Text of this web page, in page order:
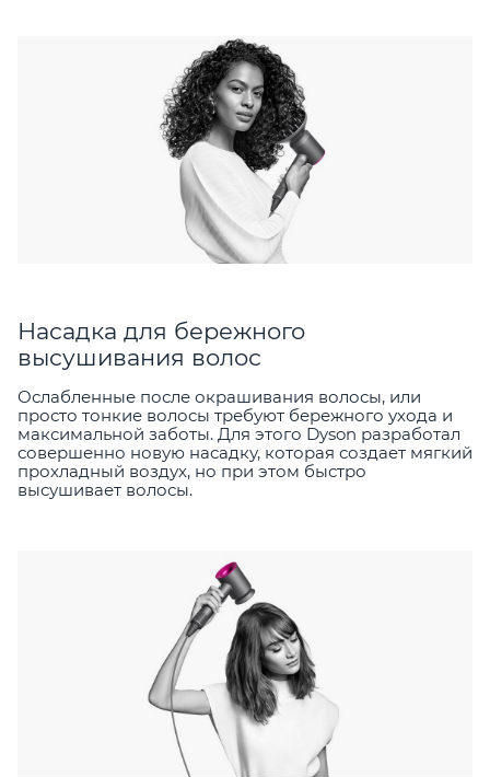
Насадка для бережного
высушивания волос
Ослабленные после окрашивания волосы, или
просто тонкие волосы требуют бережного ухода и
максимальной заботы. Для этого Dyson разработал
совершенно новую насадку, которая создает мягкий
прохладный воздух, но при этом быстро
высушивает волосы.